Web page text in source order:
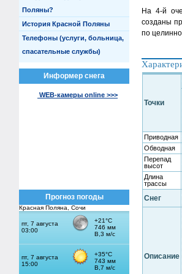
Поляны?
История Красной Поляны
Телефоны (услуги, больница,
спасательные службы)
Информер снега
WEB-камеры online >>>
Прогноз погоды
Красная Поляна, Сочи
На 4-й
созданы
по
Точки
Приводная
Обводная
Перепад
высот
Длина
трассы
Снег
Описание